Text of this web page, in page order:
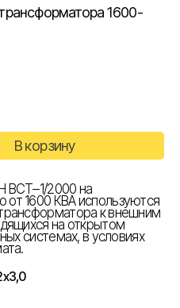
1600-
В корзину
ВСТ–1/2000 на
1600 КВА используются
к внешним
на открытом
системах, в условиях